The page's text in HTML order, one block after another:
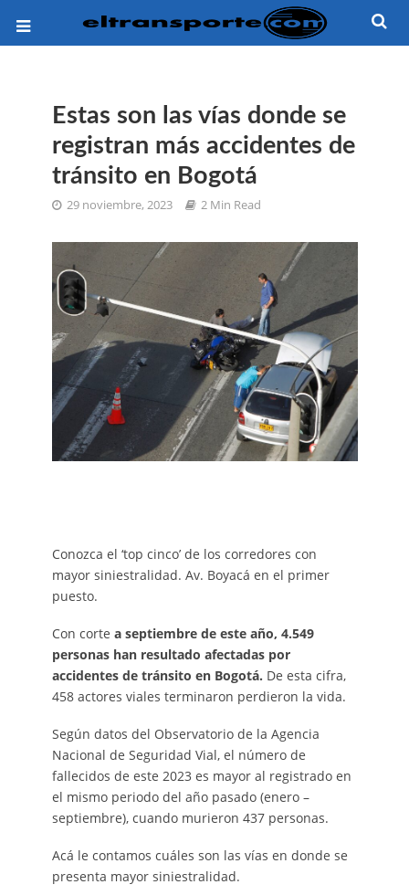
Estas son las vías donde se
registran más accidentes de
tránsito en Bogotá
29 noviembre, 2023 2 Min Read
Conozca el ‘top cinco’ de los corredores con
mayor siniestralidad. Av. Boyacá en el primer
puesto.
Con corte a septiembre de este año, 4.549
personas han resultado afectadas por
accidentes de tránsito en Bogotá. De esta cifra,
458 actores viales terminaron perdieron la vida.
Según datos del Observatorio de la Agencia
Nacional de Seguridad Vial, el número de
fallecidos de este 2023 es mayor al registrado en
el mismo periodo del año pasado (enero –
septiembre), cuando murieron 437 personas.
Acá le contamos cuáles son las vías en donde se
presenta mayor siniestralidad.